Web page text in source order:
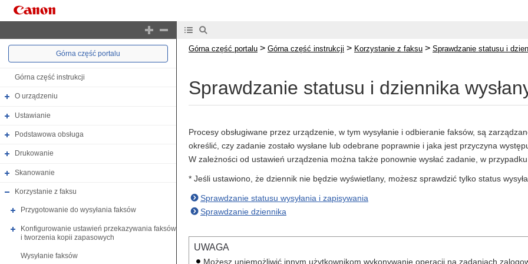
Górna część portalu
Górna część instrukcji
O urządzeniu
Ustawianie
Podstawowa obsługa
Drukowanie
Skanowanie
Korzystanie z faksu
Przygotowanie do wysyłania faksów
Konfigurowanie ustawień przekazywania faksów
i tworzenia kopii zapasowych
Wysyłanie faksów
Górna część portalu > Górna część instrukcji > Korzystanie z faksu > Sprawdzanie statusu i
Sprawdzanie statusu i dziennika
Procesy obsługiwane przez urządzenie, w tym wysyłanie i odbieranie faksów, są
określić, czy zadanie zostało wysłane lub odebrane poprawnie i jaka jest przyczyna
W zależności od ustawień urządzenia można także ponownie wysłać zadanie, w przypadku
* Jeśli ustawiono, że dziennik nie będzie wyświetlany, możesz sprawdzić tylko status
Sprawdzanie statusu wysyłania i zapisywania
Sprawdzanie dziennika
UWAGA
Możesz uniemożliwić innym użytkownikom wykonywanie operacji na zadaniach